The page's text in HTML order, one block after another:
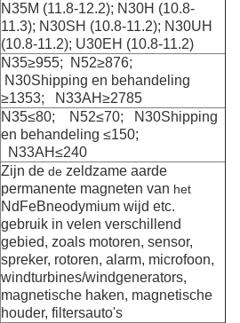
N35M (11.8-12.2); N30H (10.8-
11.3); N30SH (10.8-11.2); N30UH
(10.8-11.2); U30EH (10.8-11.2)
N35≥955; N52≥876;
N30Shipping en behandeling
≥1353; N33AH≥2785
N35≤80; N52≤70; N30Shipping
en behandeling ≤150;
N33AH≤240
Zijn de de zeldzame aarde
permanente magneten van het
NdFeBneodymium wijd etc.
gebruik in velen verschillend
gebied, zoals motoren, sensor,
spreker, rotoren, alarm, microfoon,
windturbines/windgenerators,
magnetische haken, magnetische
houder, filtersauto's